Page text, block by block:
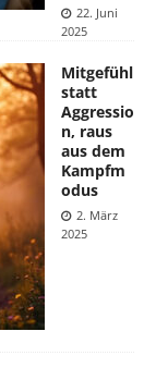
22. Juni
2025
Mitgefühl
statt
Aggressio
n, raus
aus dem
Kampfm
odus
2. März
2025